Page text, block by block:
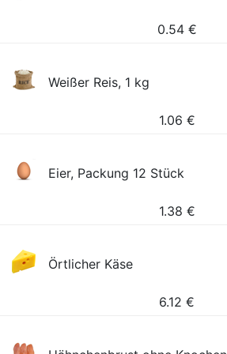
0.54 €
Weißer Reis, 1 kg
1.06 €
Eier, Packung 12 Stück
1.38 €
Örtlicher Käse
6.12 €